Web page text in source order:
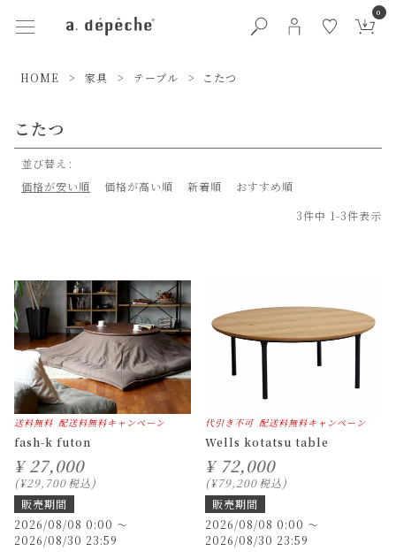
0
HOME 家具 テーブル こたつ
こたつ
並び替え
価格が安い順
価格が高い順 新着順
おすすめ順
3件中 1-3件表示
送料無料 配送料無料キャンペーン
fash-k futon
¥ 27,000
¥29,700税込
販売期間
2026/08/08 0:00 〜
2026/08/30 23:59
代引き不可 配送料無料キャンペーン
Wells kotatsu table
¥ 72,000
¥79,200税込
販売期間
2026/08/08 0:00 〜
2026/08/30 23:59